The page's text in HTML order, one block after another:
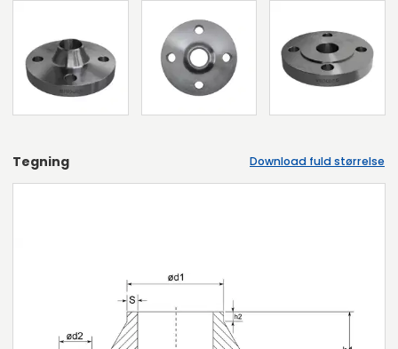
Tegning Download fuld størrelse